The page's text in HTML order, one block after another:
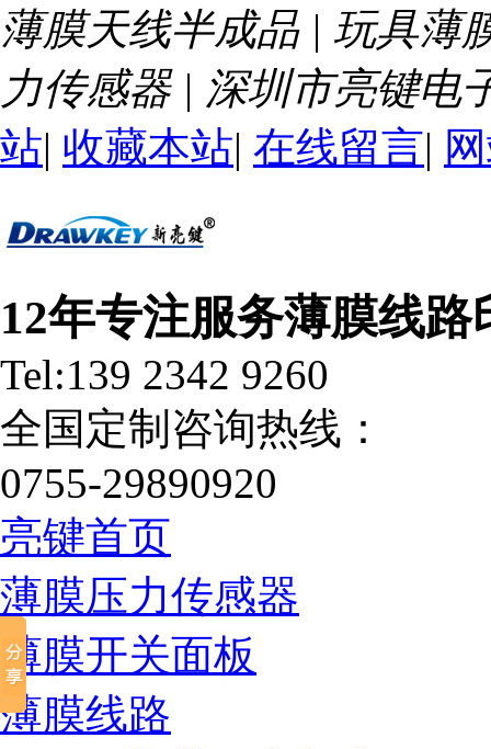
薄膜天线半成品 | 玩具薄
力传感器 | 深圳市亮键电
站| 收藏本站| 在线留言|
12年专注服务薄膜线路
Tel:139 2342 9260
全国定制咨询热线：
0755-29890920
亮键首页
薄膜压力传感器
薄膜开关面板
薄膜线路